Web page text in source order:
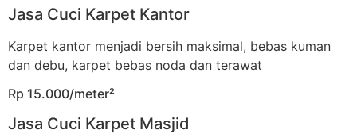
Jasa Cuci Karpet Kantor
Karpet kantor menjadi bersih maksimal, bebas kuman
dan debu, karpet bebas noda dan terawat
Rp 15.000/meter²
Jasa Cuci Karpet Masjid